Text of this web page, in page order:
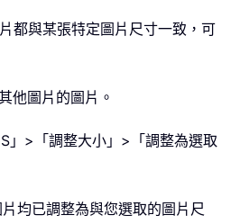
都與某張特定圖片尺寸一致，可
他圖片的圖片。
」>「調整大小」>「調整為選取
均已調整為與您選取的圖片尺